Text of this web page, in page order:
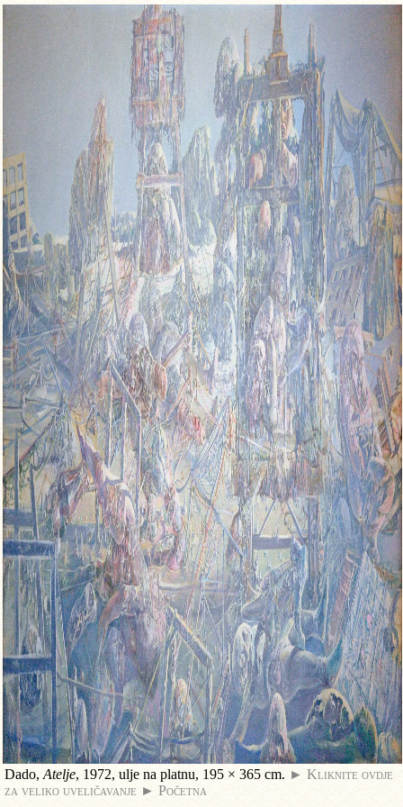
Dado, Atelje, 1972, ulje na platnu, 195 × 365 cm. ► Kliknite ovdje
za veliko uveličavanje ► Početna